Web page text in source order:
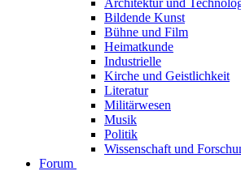
Architektur und
Bildende Kunst
Bühne und Film
Heimatkunde
Industrielle
Kirche und Geistlichkeit
Literatur
Militärwesen
Musik
Politik
Wissenschaft und
Forum